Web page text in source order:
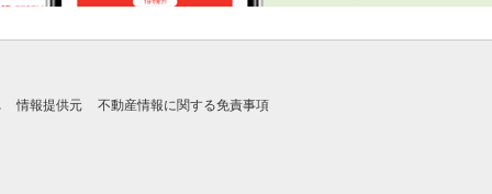
情報提供元 不動産情報に関する免責事項